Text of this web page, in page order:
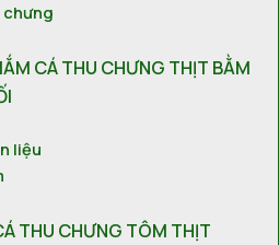
chưng
CÁ THU CHƯNG THỊT BẰM
liệu
THU CHƯNG TÔM THỊT